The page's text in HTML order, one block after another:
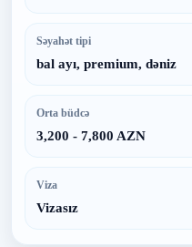
Səyahət tipi
bal ayı, premium, dəniz
Orta büdcə
3,200 - 7,800 AZN
Viza
Vizasız